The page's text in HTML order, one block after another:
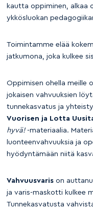
kautta oppiminen, alkaa
ykkösluokan
Toimintamme elää
jatkumona, joka kulkee
Oppimisen ohella meille
jokaisen vahvuuksien
tunnekasvatus ja
Vuorisen ja Lotta
hyvä!-materiaalia.
luonteenvahvuuksia ja
hyödyntämään niitä
Vahvuusvarison
ja varis-maskotti kulkee
Tunnekasvatusta